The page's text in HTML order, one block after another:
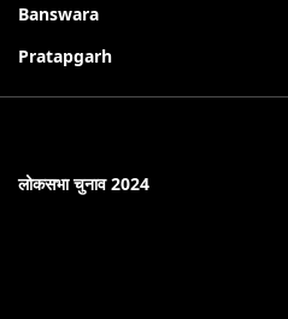
Banswara
Pratapgarh
लोकसभा चुनाव 2024